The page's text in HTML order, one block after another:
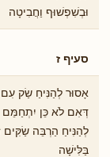
וּבְשִׁפְשׁוּף וַחֲבִיטָה
סעיף ז
אָסוּר לְהַנִּיחַ שַׂק
דְּאִם לֹא כֵּן יִתְחַמֵּם
לְהַנִּיחַ הַרְבֵּה שַׂקִּים
בַּלִּישָׁה